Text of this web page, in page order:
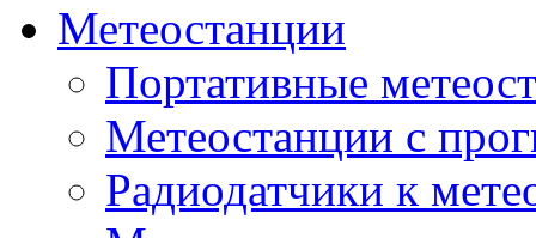
Метеостанции
Портативные
Метеостанции с
Радиодатчики к